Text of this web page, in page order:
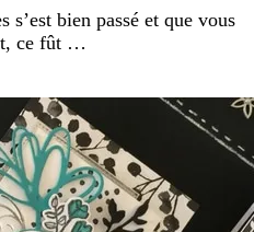
s’est bien passé et que vous
ce fût …